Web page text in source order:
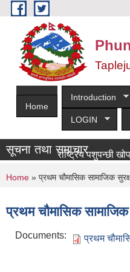
Skip to main content
Home
Introduction
LOGIN
सूचना तथा समाचार
राष्ट्रिय पशुपन्छी खोप
You are here
Home » प्रथम चौमासिक सामाजिक
प्रथम चौमासिक
Documents: प्रथम